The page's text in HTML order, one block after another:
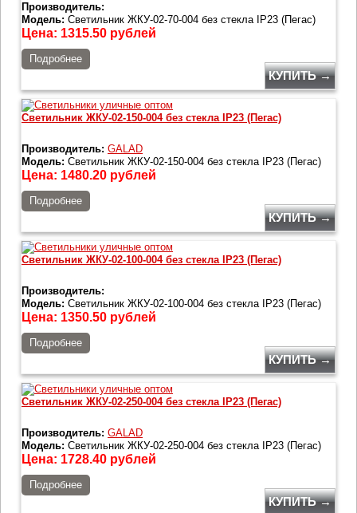
Производитель:
Модель: Светильник ЖКУ-02-70-004 без стекла IP23 (Пегас)
Цена: 1315.50 рублей
Подробнее
КУПИТЬ →
Светильник ЖКУ-02-150-004 без стекла IP23 (Пегас)
Производитель: GALAD
Модель: Светильник ЖКУ-02-150-004 без стекла IP23 (Пегас)
Цена: 1480.20 рублей
Подробнее
КУПИТЬ →
Светильник ЖКУ-02-100-004 без стекла IP23 (Пегас)
Производитель:
Модель: Светильник ЖКУ-02-100-004 без стекла IP23 (Пегас)
Цена: 1350.50 рублей
Подробнее
КУПИТЬ →
Светильник ЖКУ-02-250-004 без стекла IP23 (Пегас)
Производитель: GALAD
Модель: Светильник ЖКУ-02-250-004 без стекла IP23 (Пегас)
Цена: 1728.40 рублей
Подробнее
КУПИТЬ →